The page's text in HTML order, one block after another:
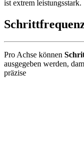
ist extrem leistungsstark.
Pro Achse können
ausgegeben werden,
präzise